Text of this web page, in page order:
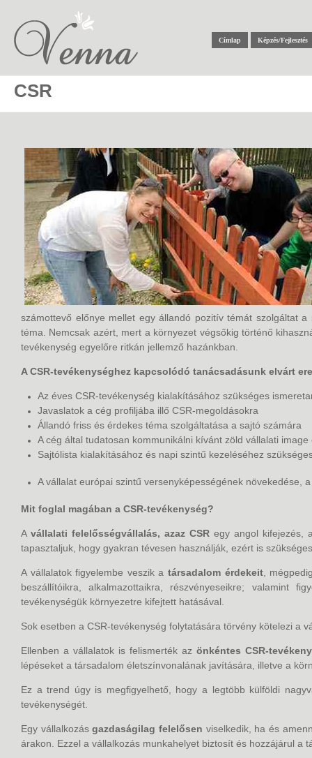
Címlap Képzés/Fejlesztés
CSR
számottevő előnye mellet egy állandó pozitív témát szolgáltat
téma. Nemcsak azért, mert a környezet végsőkig történő
tevékenység egyelőre ritkán jellemző hazánkban.
A CSR-tevékenységhez kapcsolódó tanácsadásunk elvárt
Az éves CSR-tevékenység kialakításához szükséges
Javaslatok a cég profiljába illő CSR-megoldásokra
Állandó friss és érdekes téma szolgáltatása a sajtó számára
A cég által tudatosan kommunikálni kívánt zöld vállalati image
Sajtólista kialakításához és napi szintű kezeléséhez
A vállalat európai szintű versenyképességének növekedése,
Mit foglal magában a CSR-tevékenység?
A vállalati felelősségvállalás, azaz CSR egy angol kifejezés,
tapasztaljuk, hogy gyakran tévesen használják, ezért is
A vállalatok figyelembe veszik a társadalom érdekeit,
beszállítóikra, alkalmazottaikra, részvényeseikre; valamint
tevékenységük környezetre kifejtett hatásával.
Sok esetben a CSR-tevékenység folytatására törvény kötelezi a
Ellenben a vállalatok is felismerték az önkéntes CSR-
lépéseket a társadalom életszínvonalának javítására, illetve a
Ez a trend úgy is megfigyelhető, hogy a legtöbb külföldi
tevékenységét.
Egy vállalkozásgazdaságilag felelősen viselkedik, ha és
árakon. Ezzel a vállalkozás munkahelyet biztosít és hozzájárul a